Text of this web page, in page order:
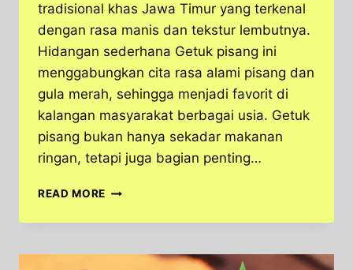
tradisional khas Jawa Timur yang terkenal
dengan rasa manis dan tekstur lembutnya.
Hidangan sederhana Getuk pisang ini
menggabungkan cita rasa alami pisang dan
gula merah, sehingga menjadi favorit di
kalangan masyarakat berbagai usia. Getuk
pisang bukan hanya sekadar makanan
ringan, tetapi juga bagian penting…
READ MORE GETUK
JAJANAN
KHAS